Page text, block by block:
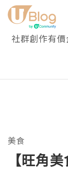
社群創作有價
美食
【旺角